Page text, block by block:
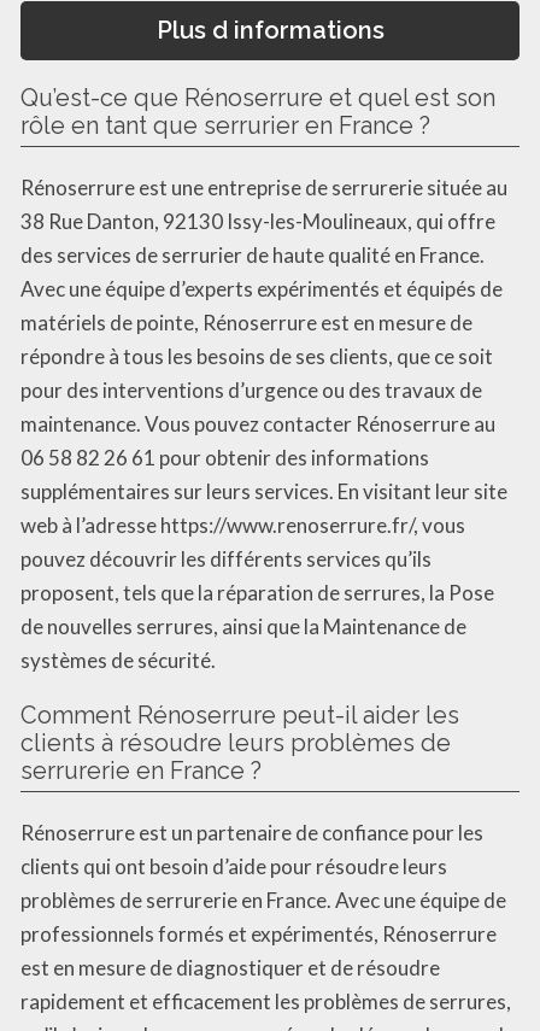
Plus d informations
Qu’est-ce que Rénoserrure et quel est son
rôle en tant que serrurier en France ?
Rénoserrure est une entreprise de serrurerie située au
38 Rue Danton, 92130 Issy-les-Moulineaux, qui offre
des services de serrurier de haute qualité en France.
Avec une équipe d’experts expérimentés et équipés de
matériels de pointe, Rénoserrure est en mesure de
répondre à tous les besoins de ses clients, que ce soit
pour des interventions d’urgence ou des travaux de
maintenance. Vous pouvez contacter Rénoserrure au
06 58 82 26 61 pour obtenir des informations
supplémentaires sur leurs services. En visitant leur site
web à l’adresse https://www.renoserrure.fr/, vous
pouvez découvrir les différents services qu’ils
proposent, tels que la réparation de serrures, la Pose
de nouvelles serrures, ainsi que la Maintenance de
systèmes de sécurité.
Comment Rénoserrure peut-il aider les
clients à résoudre leurs problèmes de
serrurerie en France ?
Rénoserrure est un partenaire de confiance pour les
clients qui ont besoin d’aide pour résoudre leurs
problèmes de serrurerie en France. Avec une équipe de
professionnels formés et expérimentés, Rénoserrure
est en mesure de diagnostiquer et de résoudre
rapidement et efficacement les problèmes de serrures,